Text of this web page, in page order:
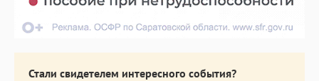
Стали свидетелем интересного события?